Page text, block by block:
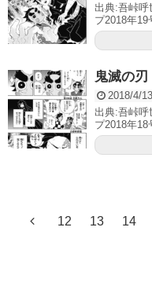
出典:吾峠呼
プ2018年19
鬼滅の
2018/4/13
出典:吾峠呼
プ2018年18
12 13 14